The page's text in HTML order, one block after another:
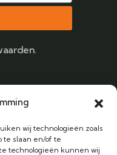
wij technologieën zoals
te slaan en/of te
technologieën kunnen wij